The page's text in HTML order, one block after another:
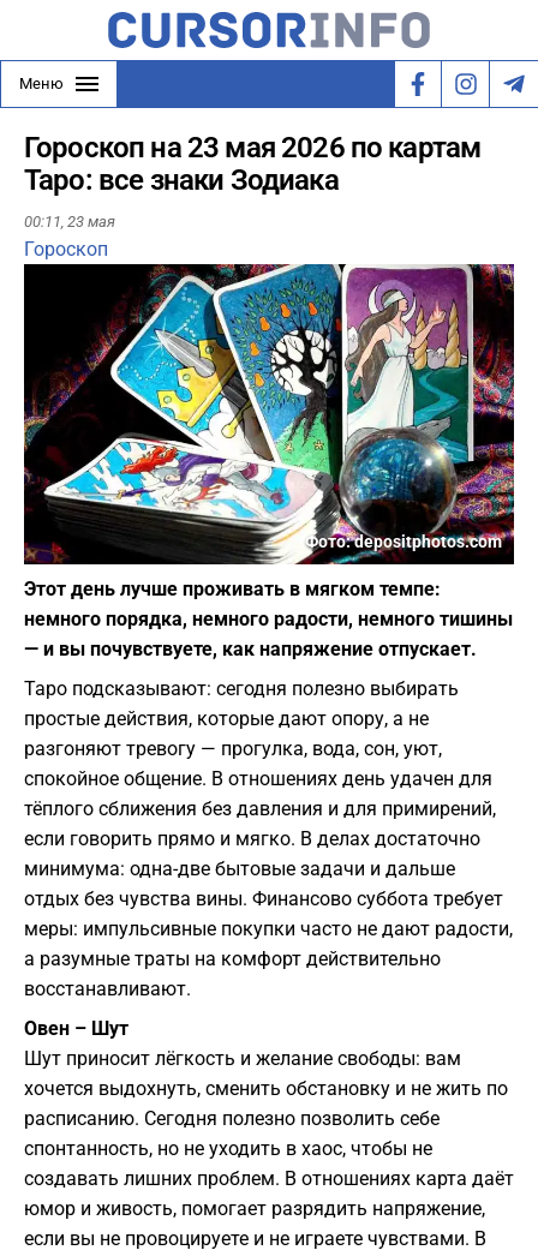
Меню
Гороскоп на 23 мая 2026 по картам
Таро: все знаки Зодиака
00:11, 23 мая
Гороскоп
Фото: depositphotos.com
Этот день лучше проживать в мягком темпе:
немного порядка, немного радости, немного тишины
— и вы почувствуете, как напряжение отпускает.
Таро подсказывают: сегодня полезно выбирать
простые действия, которые дают опору, а не
разгоняют тревогу — прогулка, вода, сон, уют,
спокойное общение. В отношениях день удачен для
тёплого сближения без давления и для примирений,
если говорить прямо и мягко. В делах достаточно
минимума: одна-две бытовые задачи и дальше
отдых без чувства вины. Финансово суббота требует
меры: импульсивные покупки часто не дают радости,
а разумные траты на комфорт действительно
восстанавливают.
Овен – Шут
Шут приносит лёгкость и желание свободы: вам
хочется выдохнуть, сменить обстановку и не жить по
расписанию. Сегодня полезно позволить себе
спонтанность, но не уходить в хаос, чтобы не
создавать лишних проблем. В отношениях карта даёт
юмор и живость, помогает разрядить напряжение,
если вы не провоцируете и не играете чувствами. В